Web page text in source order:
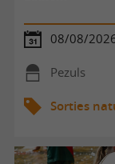
08/08/
Pezuls
Sorties